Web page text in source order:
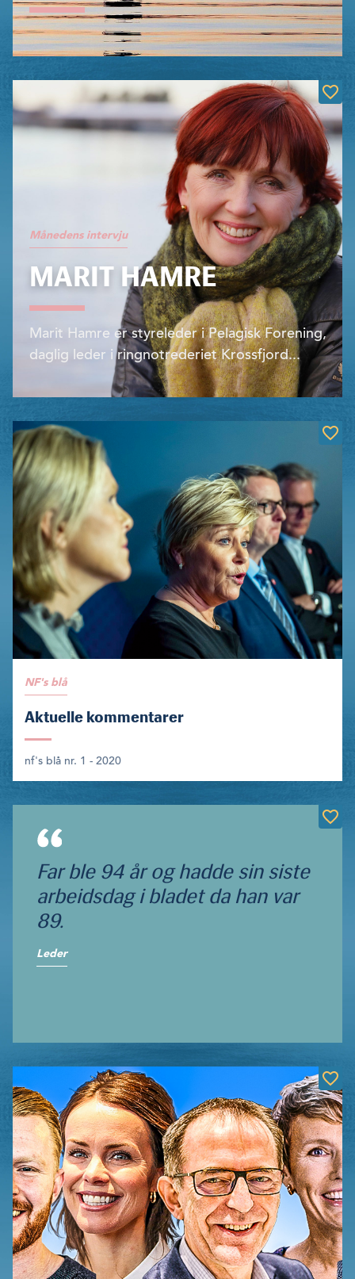
Månedens intervju
MARIT HAMRE
Marit Hamre er styreleder i Pelagisk Forening,
daglig leder i ringnotrederiet Krossfjord...
NF's blå
Aktuelle kommentarer
nf's blå nr. 1 - 2020
Far ble 94 år og hadde sin siste
arbeidsdag i bladet da han var
89.
Leder